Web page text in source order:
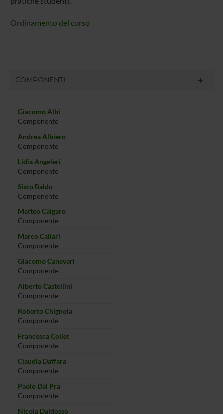
Ordinamento del corso
COMPONENTI
Giacomo Albi
Componente
Andrea Albiero
Componente
Lidia Angeleri
Componente
Sisto Baldo
Componente
Matteo Calgaro
Componente
Marco Caliari
Componente
Giacomo Canevari
Componente
Alberto Castellini
Componente
Roberto Chignola
Componente
Francesca Collet
Componente
Claudia Daffara
Componente
Paolo Dai Pra
Componente
Nicola Daldosso